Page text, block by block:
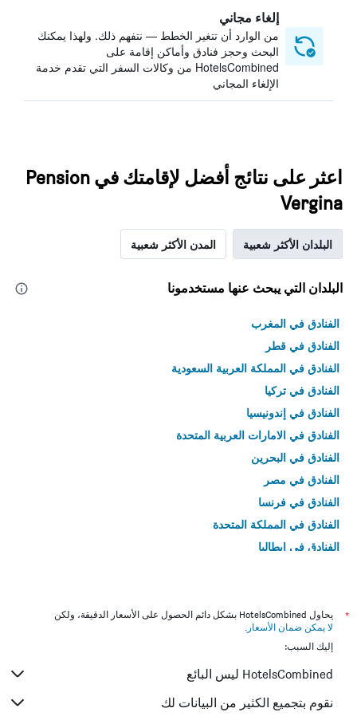
إلغاء مجاني
من الوارد أن تتغير الخطط — نتفهم ذلك. ولهذا يمكنك
البحث وحجز فنادق وأماكن إقامة على
HotelsCombined من وكالات السفر التي تقدم خدمة
الإلغاء المجاني
اعثر على نتائج أفضل لإقامتك في Pension
Vergina
البلدان الأكثر شعبية المدن الأكثر شعبية
البلدان التي يبحث عنها مستخدمونا
الفنادق في المغرب
الفنادق في قطر
الفنادق في المملكة العربية السعودية
الفنادق في تركيا
الفنادق في إندونيسيا
الفنادق في الامارات العربية المتحدة
الفنادق في البحرين
الفنادق في مصر
الفنادق في فرنسا
الفنادق في المملكة المتحدة
الفنادق في إيطاليا
*
يحاول HotelsCombined بشكل دائم الحصول على الأسعار الدقيقة، ولكن
لا يمكن ضمان الأسعار .
إليك السبب:
HotelsCombined ليس البائع
نقوم بتجميع الكثير من البيانات لك